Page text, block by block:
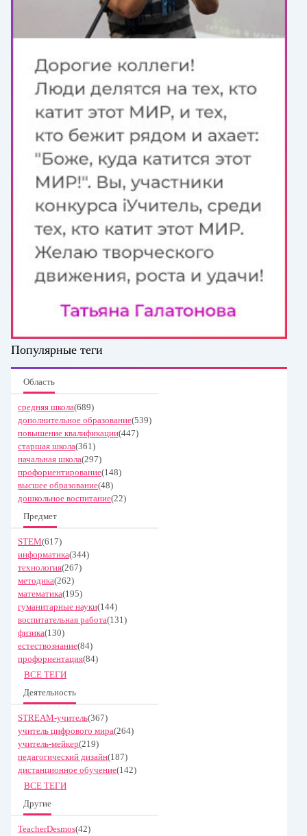
Популярные теги
Область
средняя школа(689)
дополнительное образование(539)
повышение квалификации(447)
старшая школа(361)
начальная школа(297)
профориентирование(148)
высшее образование(48)
дошкольное воспитание(22)
Предмет
STEM(617)
информатика(344)
технология(267)
методика(262)
математика(195)
гуманитарные науки(144)
воспитательная работа(131)
физика(130)
естествознание(84)
профориентация(84)
ВСЕ ТЕГИ
Деятельность
STREAM-учитель(367)
учитель цифрового мира(264)
учитель-мейкер(219)
педагогический дизайн(187)
дистанционное обучение(142)
ВСЕ ТЕГИ
Другие
TeacherDesmos(42)